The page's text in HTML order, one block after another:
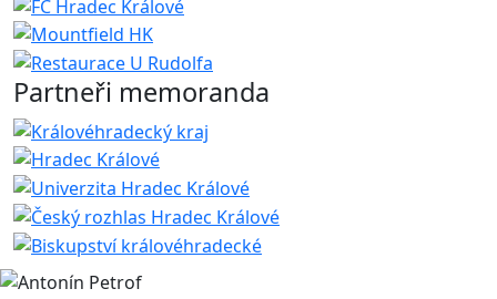
Partneři memoranda